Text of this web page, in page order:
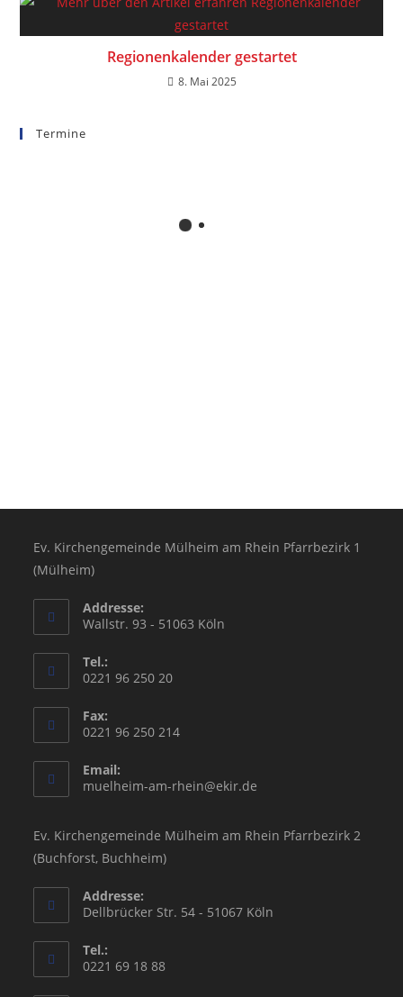
Regionenkalender gestartet
8. Mai 2025
Termine
Ev. Kirchengemeinde Mülheim am Rhein Pfarrbezirk 1
(Mülheim)
Addresse:
Wallstr. 93 - 51063 Köln
Tel.:
0221 96 250 20
Fax:
0221 96 250 214
Email:
muelheim-am-rhein@ekir.de
application
Ev. Kirchengemeinde Mülheim am Rhein Pfarrbezirk 2
(Buchforst, Buchheim)
Addresse:
Dellbrücker Str. 54 - 51067 Köln
Tel.:
0221 69 18 88